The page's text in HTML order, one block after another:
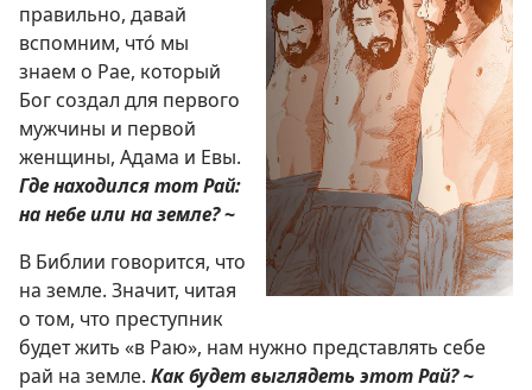
правильно, давай
вспомним, что́ мы
знаем о Рае, который
Бог создал для первого
мужчины и первой
женщины, Адама и Евы.
Где находился тот Рай:
на небе или на земле?~
В Библии говорится, что
на земле. Значит, читая
о том, что преступник
будет жить «в Раю», нам нужно представлять себе
рай на земле. Как будет выглядеть этот Рай?~